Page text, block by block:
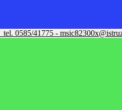
tel. 0585/41775 -